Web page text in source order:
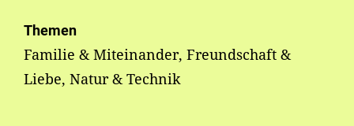
Themen
Familie & Miteinander, Freundschaft &
Liebe, Natur & Technik